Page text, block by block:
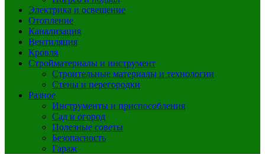
Электрика и освещение
Отопление
Канализация
Вентиляция
Кровля
Стройматериалы и инструмент
Строительные материалы и технологии
Стены и перегородки
Разное
Инструменты и приспособления
Сад и огород
Полезные советы
Безопасность
Гараж